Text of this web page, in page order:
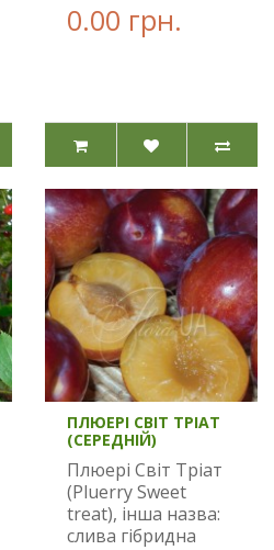
0.00 грн.
ПЛЮЕРІ СВІТ ТРІАТ
(СЕРЕДНІЙ)
Плюері Світ Тріат
(Pluerry Sweet
treat), інша назва:
слива гібридна